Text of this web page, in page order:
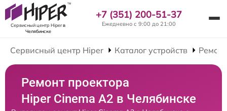
Сервисный центр Hiperв
Челябинске
+7 (351) 200-51-37
Ежедневно с 9:00 до 21:00
Сервисный центр Hiper Каталог устройств
Ремонт проектора
Hiper Cinema A2 в Челябинске